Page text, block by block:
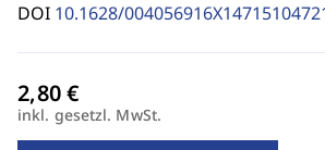
DOI 10.1628/
inkl. gesetzl. MwSt.